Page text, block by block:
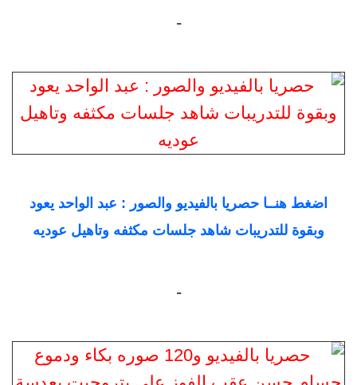
-
اضغط هنــا حصريا بالفيديو والصور : عبد الواحد يعود
وبقوة للتدريبات شاهد جلسات مكثفه وتاهيل عوديه
-